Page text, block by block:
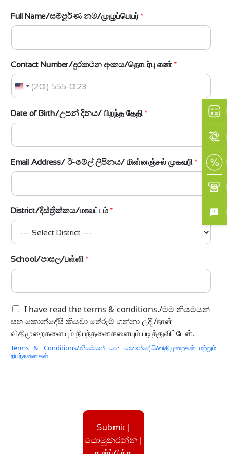
Full Name/සම්පූර්ණ නම/முழுப்பெயர்*
Contact Number/දුරකථන අංකය/தொடர்பு எண் *
U
n
i
t
d
S
t
t
e
s
+
1
Date of Birth/උපන් දිනය/ பிறந்த தேதி *
Email Address/ ඊ-මේල් ලිපිනය/ மின்னஞ்சல் முகவரி *
District/දිස්ත්‍රික්කය/மாவட்டம் *
School/පාසල/பள்ளி *
I have read the terms & conditions./මම නියමයන්
සහ කොන්දේසි කියවා තේරුම් ගන්නා ලදී /நான்
விதிமுறைகளையும் நிபந்தனைகளையும் படித்துவிட்டேன்.
Terms & Conditions/නියමයන් සහ කොන්දේසි/விதிமுறைகள் மற்றும்
நிபந்தனைகள்
Submit |
යොමුකරන්න |
×